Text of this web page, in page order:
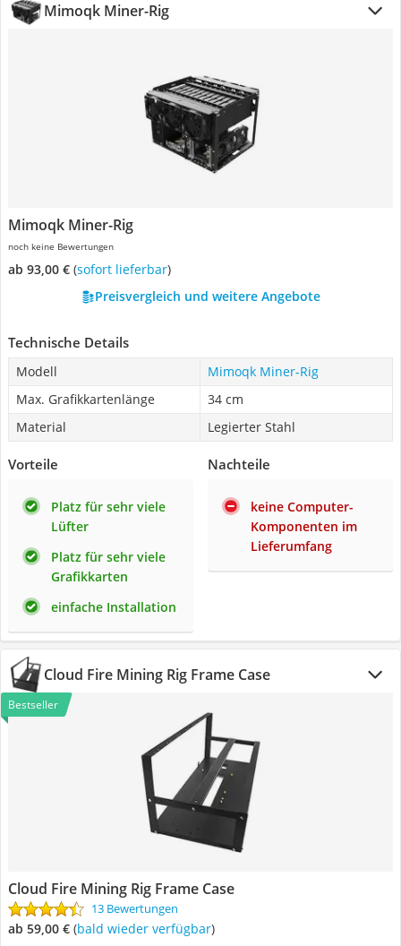
Mimoqk Miner-Rig
Mimoqk Miner-Rig
noch keine Bewertungen
ab 93,00 € ( Sofort lieferbar)
Preisvergleich und weitere Angebote
Technische Details
Modell
Mimoqk Miner-Rig
Max. Grafikkartenlänge
34 cm
Material
Legierter Stahl
Vorteile
Platz für sehr viele
Lüfter
Platz für sehr viele
Grafikkarten
einfache Installation
Nachteile
keine Computer-
Komponenten im
Lieferumfang
Cloud Fire Mining Rig Frame Case
Bestseller
Cloud Fire Mining Rig Frame Case
13 Bewertungen
ab 59,00 € ( Bald wieder verfügbar)